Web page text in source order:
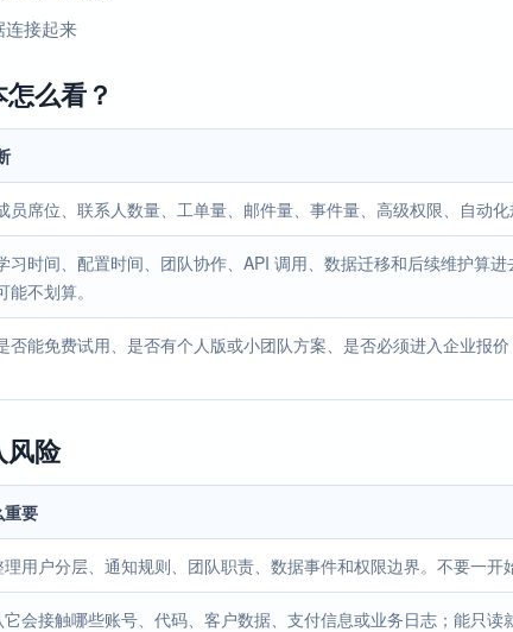
连接起来
么看？
员席位、联系人数量、工单量、邮件量、事件量、高级权限、自动化
习时间、配置时间、团队协作、API 调用、数据迁移和后续维护算
能不划算。
否能免费试用、是否有个人版或小团队方案、是否必须进入企业报价
风险
重要
理用户分层、通知规则、团队职责、数据事件和权限边界。不要一开
它会接触哪些账号、代码、客户数据、支付信息或业务日志；能只